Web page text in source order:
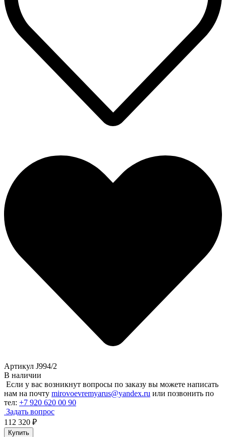
Артикул J994/2
В наличии
Если у вас возникнут вопросы по заказу вы можете написать
нам на почту mirovoevremyarus@yandex.ru или позвонить по
тел: +7 920 620 00 90
Задать вопрос
112 320 ₽
Купить